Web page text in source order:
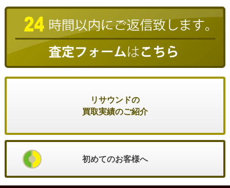
リサウンドの
買取実績のご紹介
初めてのお客様へ